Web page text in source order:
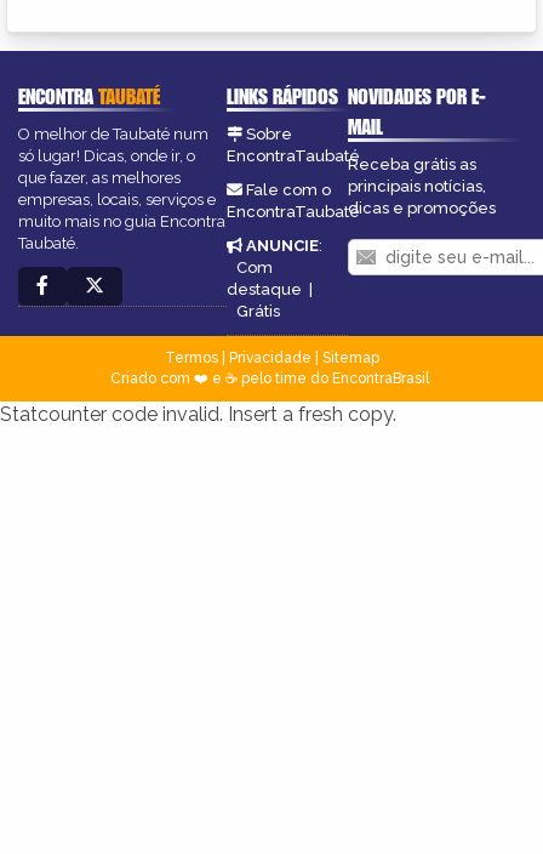
ENCONTRATAUBATÉ
O melhor de Taubaté num
só lugar! Dicas, onde ir, o
que fazer, as melhores
empresas, locais, serviços e
muito mais no guia Encontra
Taubaté.
LINKS RÁPIDOS
Sobre
EncontraTaubaté
Fale com o
EncontraTaubaté
ANUNCIE:
Com
destaque |
Grátis
NOVIDADES POR E-
MAIL
Receba grátis as
principais notícias,
dicas e promoções
Termos| Privacidade
Sitemap
Criado com ❤️ e ☕ pelo time do EncontraBrasil
Statcounter code invalid. Insert a fresh copy.